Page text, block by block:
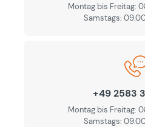
Montag bis Freitag:
Samstags:
+49 2583
Montag bis Freitag:
Samstags: